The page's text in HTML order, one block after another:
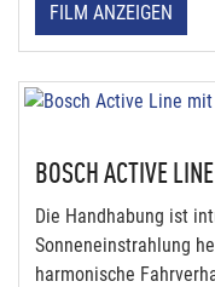
FILM ANZEIGEN
BOSCH ACTIVE
Die Handhabung ist
Sonneneinstrahlung
harmonische